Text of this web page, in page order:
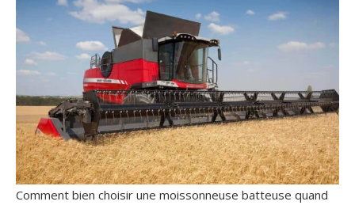
Comment bien choisir une moissonneuse batteuse quand